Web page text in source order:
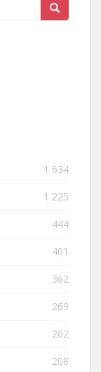
1 634
1 225
444
401
362
269
262
208